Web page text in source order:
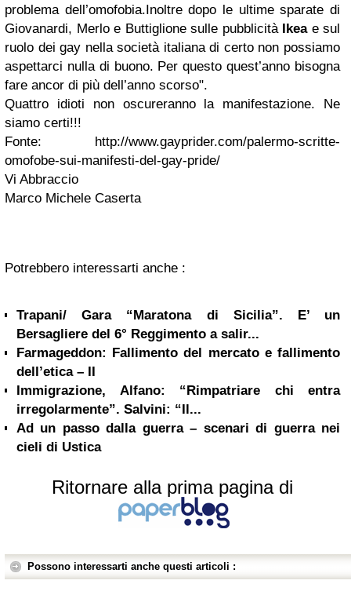
problema dell’omofobia.Inoltre dopo le ultime sparate di
Giovanardi, Merlo e Buttiglione sulle pubblicità Ikeae sul
ruolo dei gay nella società italiana di certo non possiamo
aspettarci nulla di buono. Per questo quest’anno bisogna
fare ancor di più dell’anno scorso".
Quattro idioti non oscureranno la manifestazione. Ne
siamo certi!!!
Fonte: http://www.gayprider.com/palermo-scritte-
omofobe-sui-manifesti-del-gay-pride/
Vi Abbraccio
Marco Michele Caserta
Potrebbero interessarti anche :
Trapani/ Gara “Maratona di Sicilia”. E’ un
Bersagliere del 6° Reggimento a salir...
Farmageddon: Fallimento del mercato e fallimento
dell’etica – II
Immigrazione, Alfano: “Rimpatriare chi entra
irregolarmente”. Salvini: “Il...
Ad un passo dalla guerra – scenari di guerra nei
cieli di Ustica
Ritornare alla prima pagina di
Possono interessarti anche questi articoli :